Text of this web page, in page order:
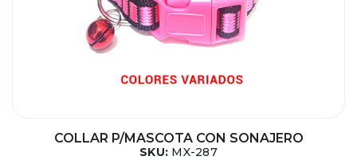
COLLAR P/MASCOTA CON SONAJERO
SKU: MX-287